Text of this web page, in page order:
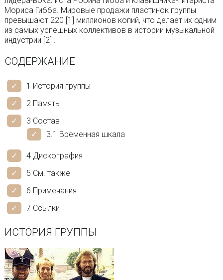
Мориса Гибба. Мировые продажи пластинок группы
превышают 220 [1] миллионов копий, что делает их одним
из самых успешных коллективов в истории музыкальной
индустрии [2] .
СОДЕРЖАНИЕ
1 История группы
2 Память
3 Состав
3.1 Временная шкала
4 Дискография
5 См. также
6 Примечания
7 Ссылки
ИСТОРИЯ ГРУППЫ